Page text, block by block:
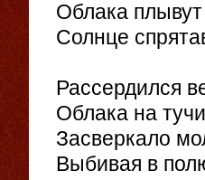
Облака
Солнце
Рассердился
Облака на
Засверкало
Выбивая в